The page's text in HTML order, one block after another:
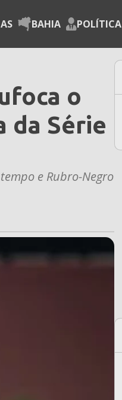
BAHIA POLÍTICA
o
da Série
e Rubro-Negro